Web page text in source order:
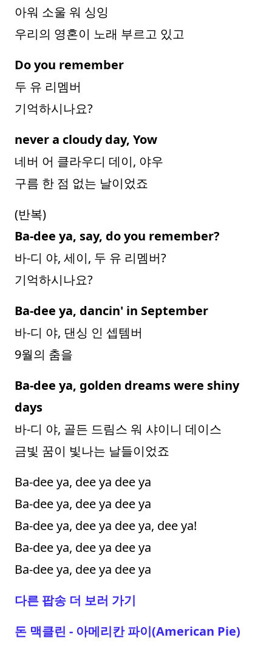
아워 소울 워 싱잉
우리의 영혼이 노래 부르고 있고
Do you remember
두 유 리멤버
기억하시나요?
never a cloudy day, Yow
네버 어 클라우디 데이, 야우
구름 한 점 없는 날이었죠
(반복)
Ba-dee ya, say, do you remember?
바-디 야, 세이, 두 유 리멤버?
기억하시나요?
Ba-dee ya, dancin' in September
바-디 야, 댄싱 인 셉템버
9월의 춤을
Ba-dee ya, golden dreams were shiny
days
바-디 야, 골든 드림스 워 샤이니 데이스
금빛 꿈이 빛나는 날들이었죠
Ba-dee ya, dee ya dee ya
Ba-dee ya, dee ya dee ya
Ba-dee ya, dee ya dee ya, dee ya!
Ba-dee ya, dee ya dee ya
Ba-dee ya, dee ya dee ya
다른 팝송 더 보러 가기
돈 맥클린 - 아메리칸 파이(American Pie)